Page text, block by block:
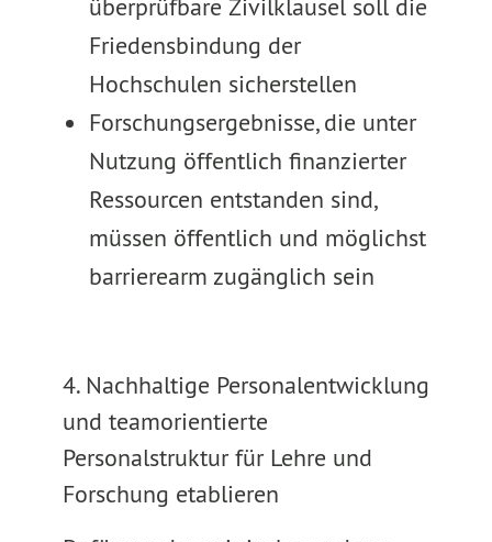
überprüfbare Zivilklausel soll die
Friedensbindung der
Hochschulen sicherstellen
Forschungsergebnisse, die unter
Nutzung öffentlich finanzierter
Ressourcen entstanden sind,
müssen öffentlich und möglichst
barrierearm zugänglich sein
4. Nachhaltige Personalentwicklung
und teamorientierte
Personalstruktur für Lehre und
Forschung etablieren